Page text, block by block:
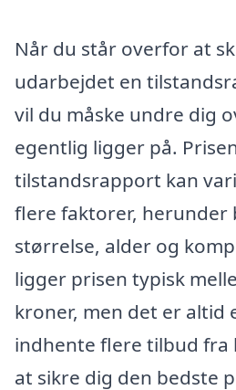
Når du står overfor at
udarbejdet en
vil du måske undre dig
egentlig ligger på.
tilstandsrapport kan
flere faktorer, herunder
størrelse, alder og
ligger prisen typisk
kroner, men det er altid
indhente flere tilbud fra
at sikre dig den bedste